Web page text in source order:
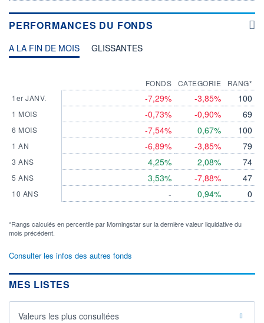
PERFORMANCES DU FONDS
A LA FIN DE MOIS GLISSANTES
1er JANV.
1 MOIS
6 MOIS
1 AN
3 ANS
5 ANS
10 ANS
FONDS
-7,29%
-0,73%
-7,54%
-6,89%
4,25%
3,53%
-
CATEGORIE
-3,85%
-0,90%
0,67%
-3,85%
2,08%
-7,88%
0,94%
RANG*
100
69
100
79
74
47
0
*Rangs calculés en percentile par Morningstar sur la dernière valeur liquidative du
mois précédent.
Consulter les infos des autres fonds
MES LISTES
Valeurs les plus consultées